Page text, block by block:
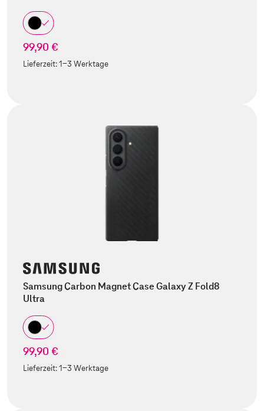
99,90 €
Lieferzeit:1-3 Werktage
Samsung Carbon Magnet Case Galaxy Z Fold8
Ultra
99,90 €
Lieferzeit:1-3 Werktage